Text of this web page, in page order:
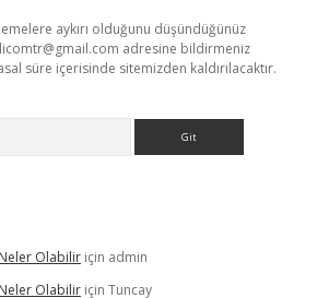
aykırı olduğunu düşündüğünüz
adresine bildirmeniz
süre içerisinde sitemizden kaldırılacaktır.
Olabilir için admin
Olabilir için Tuncay